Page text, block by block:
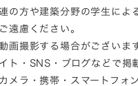
の方や建築分野の学生に
遠慮ください。
画撮影する場合がござい
・SNS・ブログなどで掲
メラ・携帯・スマートフォ